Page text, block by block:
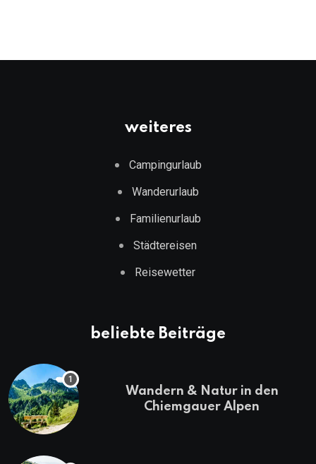
weiteres
Campingurlaub
Wanderurlaub
Familienurlaub
Städtereisen
Reisewetter
beliebte Beiträge
Wandern & Natur in den
Chiemgauer Alpen